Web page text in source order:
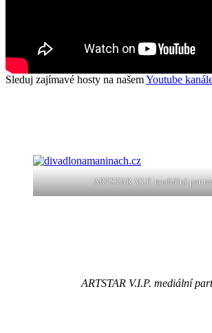
Sleduj zajímavé hosty na našemYoutube
ARTSTAR V.I.P. mediální
ARTSTAR V.I.P. mediální